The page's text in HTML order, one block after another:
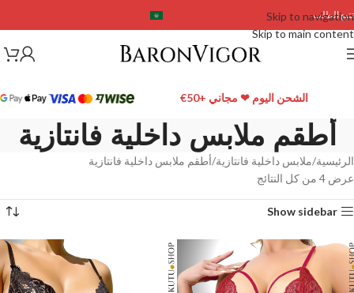
Skip to navigation
Skip to main content
تتبع الطلب
الشحن اليوم ❤ مجاني +50€
أطقم ملابس داخلية فانتازية
الرئيسية ملابس داخلية فانتازية أطقم ملابس داخلية فانتازية
عرض ⁦4⁩ من كل النتائج
Show sidebar